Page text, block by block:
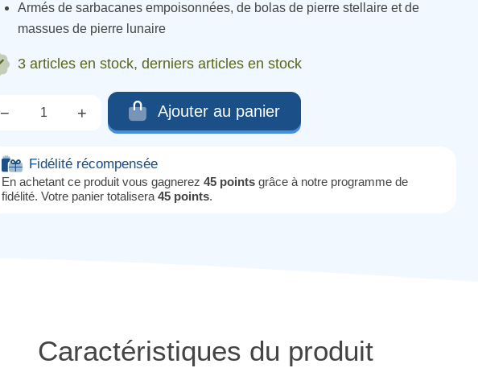
Armés de sarbacanes empoisonnées, de bolas de pierre stellaire et de
massues de pierre lunaire
3 articles en stock, derniers articles en stock
− + Ajouter au panier
Fidélité récompensée
En achetant ce produit vous gagnerez 45 points grâce à notre programme de
fidélité. Votre panier totalisera 45 points.
Caractéristiques du produit